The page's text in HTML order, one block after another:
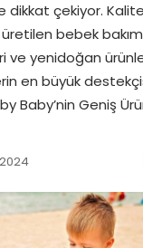
dikkat çekiyor.
bebek
ve yenidoğan
en büyük
Baby’nin Geniş